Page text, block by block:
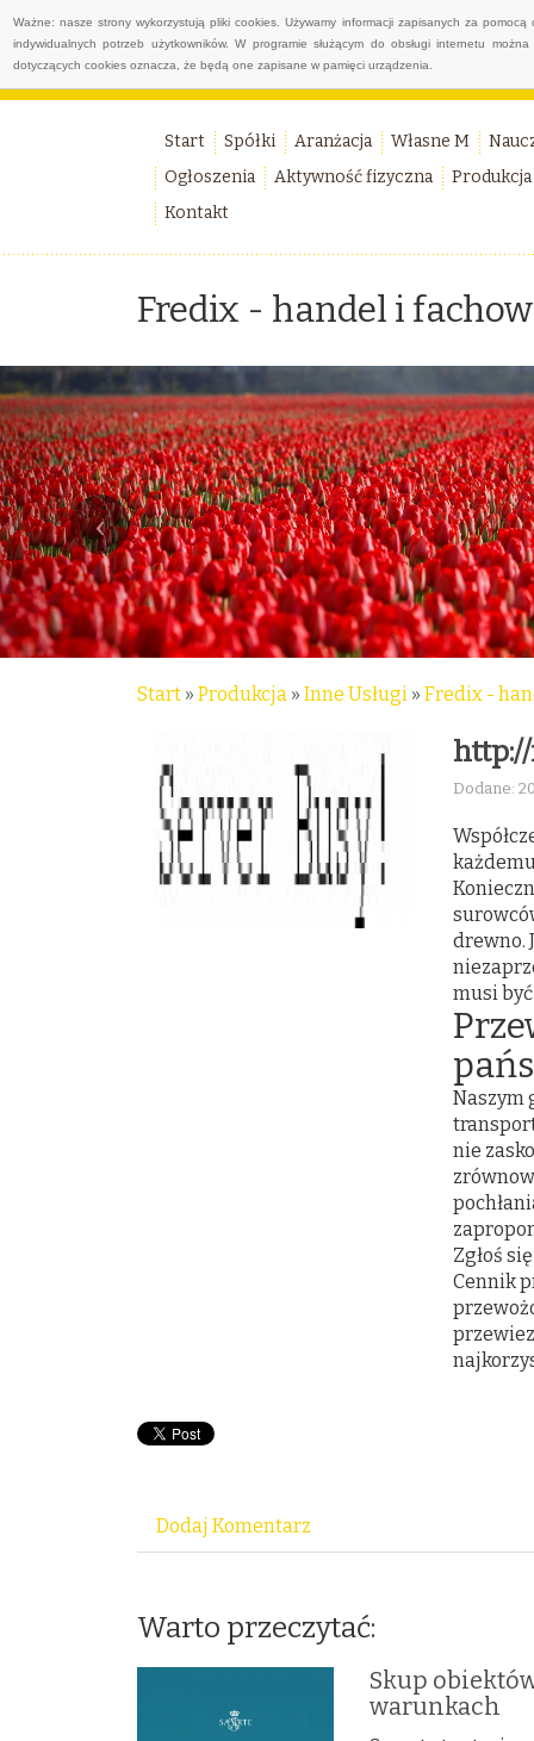
Ważne: nasze strony wykorzystują pliki cookies. Używamy informacji zapisanych za
indywidualnych potrzeb użytkowników. W programie służącym do obsługi internetu
dotyczących cookies oznacza, że będą one zapisane w pamięci urządzenia.
Start Spółki Aranżacja Własne M
Ogłoszenia
Aktywność fizyczna
Produkcja
Kontakt
Fredix - handel i
Start » Produkcja » Inne Usługi » Fredix -
Dodane:
drewno.
musi
Naszym
nie
Zgłoś
Cennik
Dodaj Komentarz
Warto przeczytać:
Skup
warunkach